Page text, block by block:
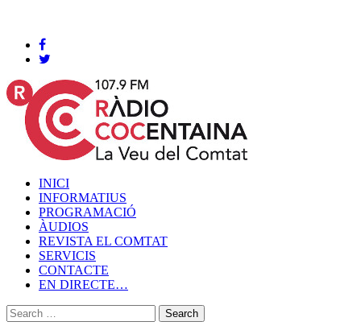
INICI
INFORMATIUS
PROGRAMACIÓ
ÀUDIOS
REVISTA EL COMTAT
SERVICIS
CONTACTE
EN DIRECTE…